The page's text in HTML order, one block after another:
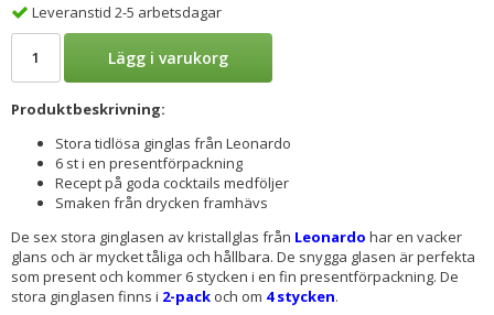
Leveranstid 2-5 arbetsdagar
Lägg i varukorg
Produktbeskrivning:
Stora tidlösa ginglas från Leonardo
6 st i en presentförpackning
Recept på goda cocktails medföljer
Smaken från drycken framhävs
De sex stora ginglasen av kristallglas från Leonardo har en vacker
glans och är mycket tåliga och hållbara. De snygga glasen är perfekta
som present och kommer 6 stycken i en fin presentförpackning. De
stora ginglasen finns i 2-pack och om 4 stycken.